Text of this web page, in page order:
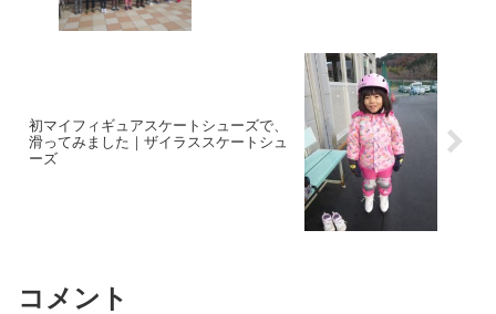
初マイフィギュアスケートシューズで、
滑ってみました｜ザイラススケートシュ
ーズ
コメント